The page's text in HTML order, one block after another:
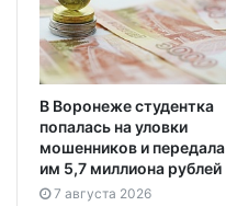
В Воронеже студентка
попалась на уловки
мошенников и передала
им 5,7 миллиона рублей
7 августа 2026